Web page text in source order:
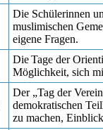
Die Schülerinnen
muslimischen
eigene Fragen.
Die Tage der
Möglichkeit, sich
Der „Tag der
demokratischen
zu machen,